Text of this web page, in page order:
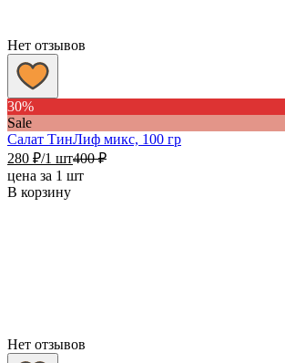
Нет отзывов
30%
Sale
Салат ТинЛиф микс, 100 гр
280 ₽/1 шт400₽
цена за 1 шт
В корзину
Нет отзывов